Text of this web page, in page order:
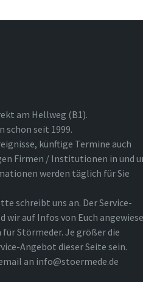
am Hellweg (B1).
seit 1999.
künftige Termine auch
Firmen / Institutionen in und
werden täglich für Sie
schreibt uns an. Der Service-
wir auf Infos von Euch
Störmeder. Je größer die
Angebot dieser Seite sein.
an info@stoermede.de